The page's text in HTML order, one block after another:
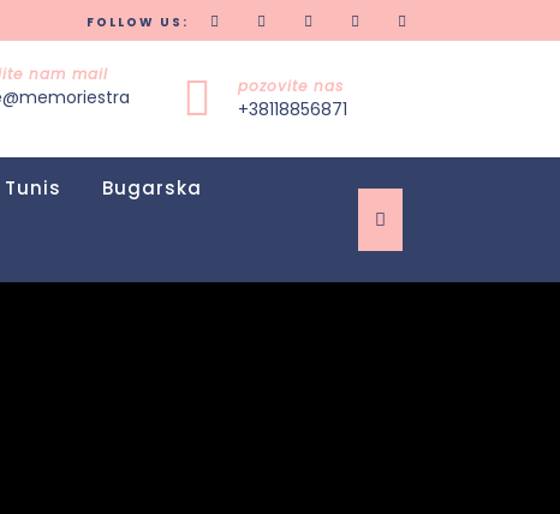
FOLLOW US:
nam mail
pozovite nas
+38118856871
Tunis Bugarska